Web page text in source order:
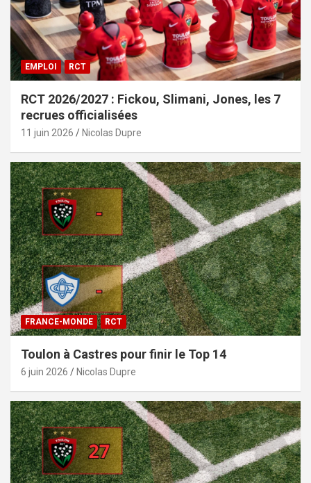
EMPLOI RCT
RCT 2026/2027 : Fickou, Slimani, Jones, les 7
recrues officialisées
11 juin 2026 Nicolas Dupre
FRANCE-MONDE RCT
Toulon à Castres pour finir le Top 14
6 juin 2026 Nicolas Dupre